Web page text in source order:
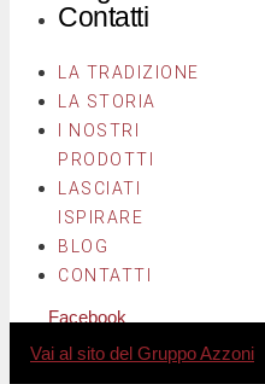
Contatti
LA TRADIZIONE
LA STORIA
I NOSTRI
PRODOTTI
LASCIATI
ISPIRARE
BLOG
CONTATTI
Facebook
Vai al sito del Gruppo Azzoni